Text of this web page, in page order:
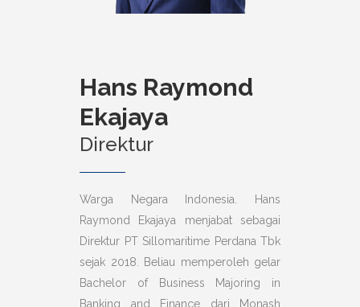
Hans Raymond
Ekajaya
Direktur
Warga Negara Indonesia. Hans
Raymond Ekajaya menjabat sebagai
Direktur PT Sillomaritime Perdana Tbk
sejak 2018. Beliau memperoleh gelar
Bachelor of Business Majoring in
Banking and Finance dari Monash